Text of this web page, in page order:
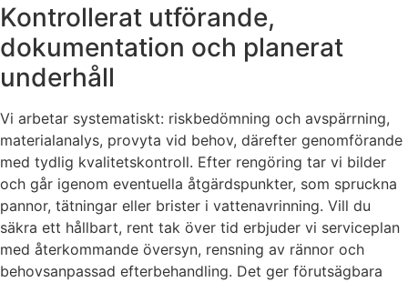
Kontrollerat utförande,
dokumentation och planerat
underhåll
Vi arbetar systematiskt: riskbedömning och avspärrning,
materialanalys, provyta vid behov, därefter genomförande
med tydlig kvalitetskontroll. Efter rengöring tar vi bilder
och går igenom eventuella åtgärdspunkter, som spruckna
pannor, tätningar eller brister i vattenavrinning. Vill du
säkra ett hållbart, rent tak över tid erbjuder vi serviceplan
med återkommande översyn, rensning av rännor och
behovsanpassad efterbehandling. Det ger förutsägbara